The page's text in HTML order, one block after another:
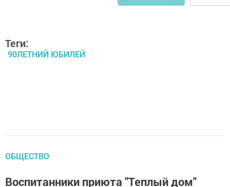
Теги:
90ЛЕТНИЙ ЮБИЛЕЙ
ОБЩЕСТВО
Воспитанники приюта "Теплый дом"